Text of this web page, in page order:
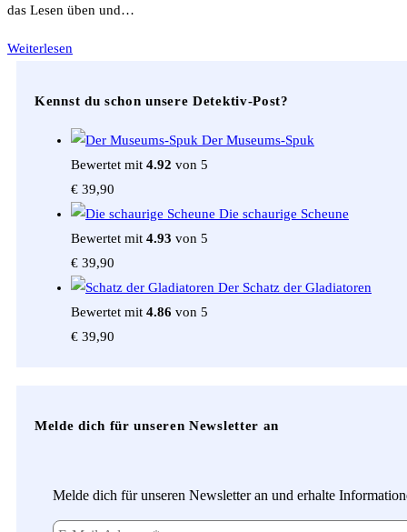
das Lesen üben und…
Weiterlesen
das
üben
und
lernen
können
Kennst du schon unsere Detektiv-Post?
Der Museums-Spuk
Bewertet mit 4.92 von 5
€ 39,90
Die schaurige Scheune
Bewertet mit 4.93 von 5
€ 39,90
Der Schatz der Gladiatoren
Bewertet mit 4.86 von 5
€ 39,90
Melde dich für unseren Newsletter an
Melde dich für unseren Newsletter an und erhalte